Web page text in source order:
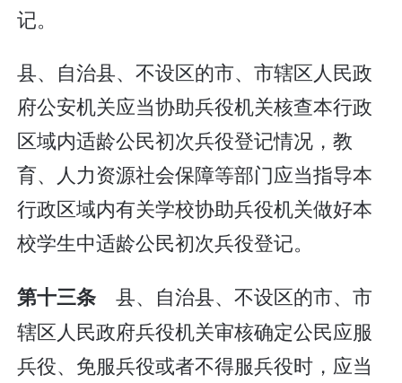
记。
县、自治县、不设区的市、市辖区人民政
府公安机关应当协助兵役机关核查本行政
区域内适龄公民初次兵役登记情况，教
育、人力资源社会保障等部门应当指导本
行政区域内有关学校协助兵役机关做好本
校学生中适龄公民初次兵役登记。
第十三条县、自治县、不设区的市、市
辖区人民政府兵役机关审核确定公民应服
兵役、免服兵役或者不得服兵役时，应当